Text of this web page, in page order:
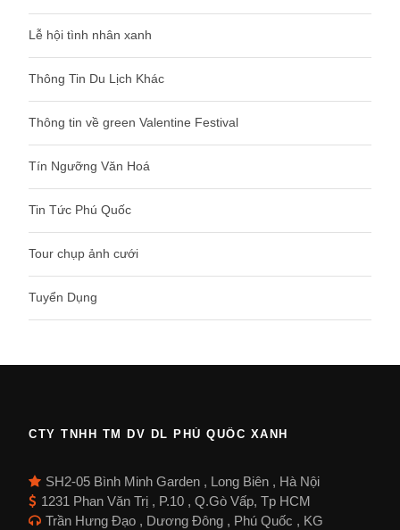
Lễ hội tình nhân xanh
Thông Tin Du Lịch Khác
Thông tin về green Valentine Festival
Tín Ngưỡng Văn Hoá
Tin Tức Phú Quốc
Tour chụp ảnh cưới
Tuyển Dụng
CTY TNHH TM DV DL PHÚ QUỐC XANH
SH2-05 Bình Minh Garden , Long Biên , Hà Nội
1231 Phan Văn Trị , P.10 , Q.Gò Vấp, Tp HCM
Trần Hưng Đạo , Dương Đông , Phú Quốc , KG